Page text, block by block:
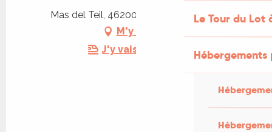
Le Tour du Lot
Mas del Teil, 46200 Lachapelle-Auzac
M'y rendre
J'y vais en train !